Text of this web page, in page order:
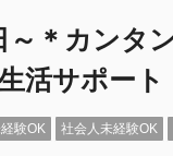
～＊カンタ
活サポート
験OK 社会人未経験OK